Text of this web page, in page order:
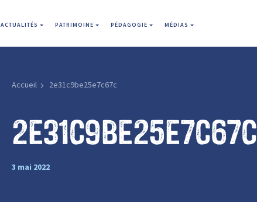
ACTUALITÉS PATRIMOINE PÉDAGOGIE MÉDIAS
Accueil 2e31c9be25e7c67c
2e31c9be25e7c67c
3 mai 2022